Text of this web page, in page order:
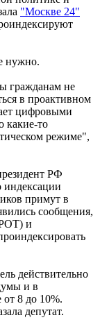
"Москве 24"
нужно.
гражданам не
в проактивном
цифровыми
какие-то
режиме",
РФ
примут в
сообщения,
и
действительно
и в
8 до 10%.
депутат.